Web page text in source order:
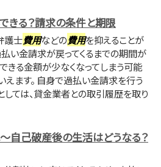
きる？請求の条件と期限
護士費用などの費用を抑えることが
払い金請求が戻ってくるまでの期間が
きる金額が少なくなってしまう可能
えます。 自身で過払い金請求を行う
しては、貸金業者との取引履歴を取り
自己破産後の生活はどうなる？